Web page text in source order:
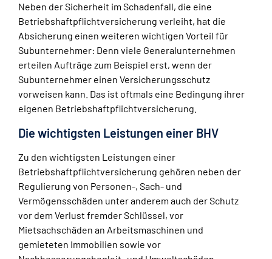
Neben der Sicherheit im Schadenfall, die eine
Betriebshaftpflichtversicherung verleiht, hat die
Absicherung einen weiteren wichtigen Vorteil für
Subunternehmer: Denn viele Generalunternehmen
erteilen Aufträge zum Beispiel erst, wenn der
Subunternehmer einen Versicherungsschutz
vorweisen kann. Das ist oftmals eine Bedingung ihrer
eigenen Betriebshaftpflichtversicherung.
Die wichtigsten Leistungen einer BHV
Zu den wichtigsten Leistungen einer
Betriebshaftpflichtversicherung gehören neben der
Regulierung von Personen-, Sach- und
Vermögensschäden unter anderem auch der Schutz
vor dem Verlust fremder Schlüssel, vor
Mietsachschäden an Arbeitsmaschinen und
gemieteten Immobilien sowie vor